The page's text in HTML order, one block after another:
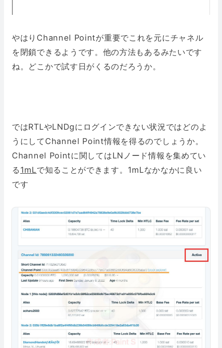
やはりChannel Pointが重要でこれを元にチャネル
を閉鎖できるようです。他の方法もあるみたいです
ね。どこかで試す日がくるのだろうか。
ではRTLやLNDgにログインできない状況ではどのよ
うにしてChannel Point情報を得るのでしょうか。
Channel Pointに関してはLNノード情報を集めてい
る 1mLで知ることができます。1mLなかなかに良い
です